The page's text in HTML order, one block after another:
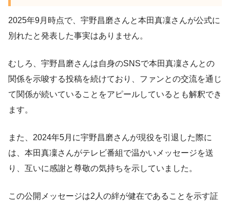
2025年9月時点で、宇野昌磨さんと本田真凜さんが公式に
別れたと発表した事実はありません。
むしろ、宇野昌磨さんは自身のSNSで本田真凜さんとの
関係を示唆する投稿を続けており、ファンとの交流を通じ
て関係が続いていることをアピールしているとも解釈でき
ます。
また、2024年5月に宇野昌磨さんが現役を引退した際に
は、本田真凜さんがテレビ番組で温かいメッセージを送
り、互いに感謝と尊敬の気持ちを示していました。
この公開メッセージは2人の絆が健在であることを示す証